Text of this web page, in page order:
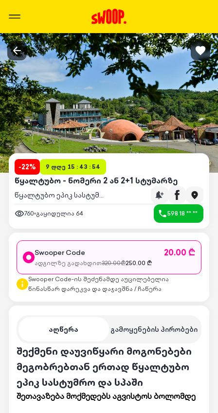
-22% 9 დღე 15 : 43 : 54
წყალტუბო - ნომერი 2 ან 2+1 სტუმარზე
წყალტუბო ეპიკ სასტუმრო და სპა
760 გაყიდულია 64 598 18 ** **
აღწერა გამოყენების პირობები
შექმენი დაუვიწყარი მოგონებები
მეგობრებთან ერთად წყალტუბო
ეპიკ სასტუმრო და სპაში
შეთავაზება მოქმედებს აგვისტოს ბოლომდე
Swooper Code 20.00 ₾
ადგილზე გადახდით320.00₾250.00 ₾
Swooper Code-ის შეძენამდე აუცილებელია
წინასწარ დარეკვა და დაჯავშნა / ჩაწერა